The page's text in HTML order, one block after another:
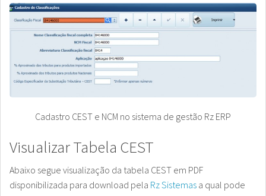
Cadastro CEST e NCM no sistema de gestão Rz ERP
Visualizar Tabela CEST
Abaixo segue visualização da tabela CEST em PDF
disponibilizada para download pela Rz Sistemas a qual pode